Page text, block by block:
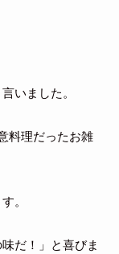
いました。
料理だったお雑
。
だ！」と喜びま